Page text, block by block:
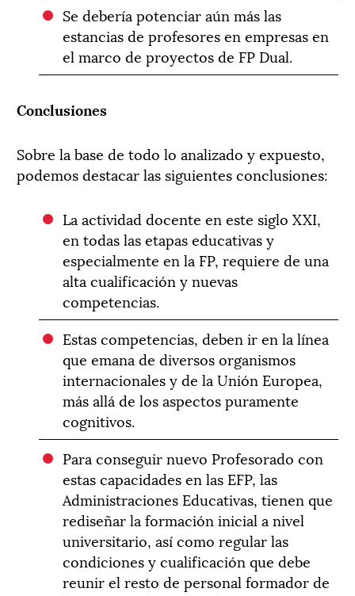
Se debería potenciar aún más las
estancias de profesores en empresas en
el marco de proyectos de FP Dual.
Conclusiones
Sobre la base de todo lo analizado y expuesto,
podemos destacar las siguientes conclusiones:
La actividad docente en este siglo XXI,
en todas las etapas educativas y
especialmente en la FP, requiere de una
alta cualificación y nuevas
competencias.
Estas competencias, deben ir en la línea
que emana de diversos organismos
internacionales y de la Unión Europea,
más allá de los aspectos puramente
cognitivos.
Para conseguir nuevo Profesorado con
estas capacidades en las EFP, las
Administraciones Educativas, tienen que
rediseñar la formación inicial a nivel
universitario, así como regular las
condiciones y cualificación que debe
reunir el resto de personal formador de